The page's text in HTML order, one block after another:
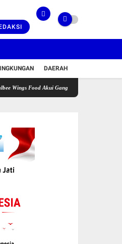
DAERAH
Akui Gangguan di Fasilitas Pengolahan